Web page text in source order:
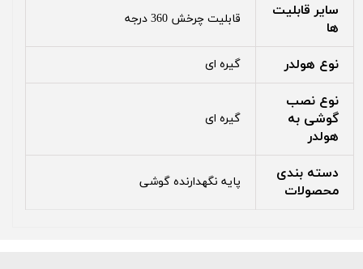
سایر قابلیت‌
ها
قابلیت چرخش 360 درجه
نوع هولدر گیره ای
نوع نصب
گوشی به
هولدر
گیره ای
دسته بندی
محصولات
پایه نگهدارنده گوشی